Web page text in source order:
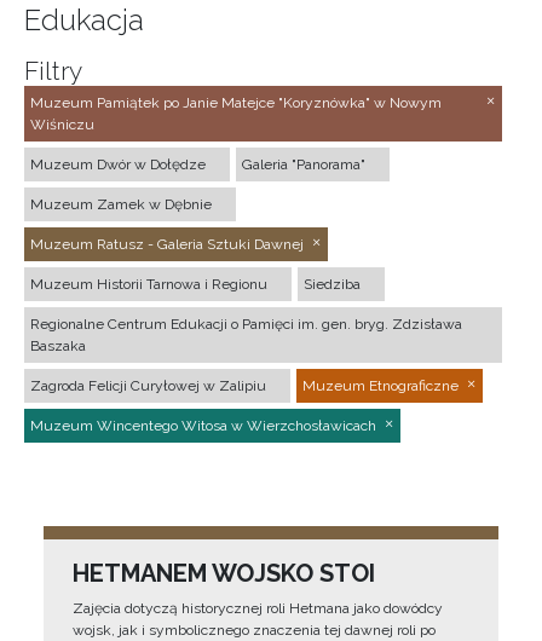
Edukacja
Filtry
Muzeum Pamiątek po Janie Matejce "Koryznówka" w Nowym
Wiśniczu
Muzeum Dwór w Dołędze Galeria "Panorama"
Muzeum Zamek w Dębnie
Muzeum Ratusz - Galeria Sztuki Dawnej
Muzeum Historii Tarnowa i Regionu Siedziba
Regionalne Centrum Edukacji o Pamięci im. gen. bryg. Zdzisława
Baszaka
Zagroda Felicji Curyłowej w Zalipiu Muzeum Etnograficzne
Muzeum Wincentego Witosa w Wierzchosławicach
HETMANEM WOJSKO STOI
Zajęcia dotyczą historycznej roli Hetmana jako dowódcy
wojsk, jak i symbolicznego znaczenia tej dawnej roli po